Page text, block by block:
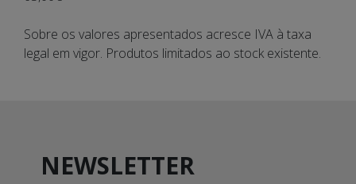
Sobre os valores apresentados acresce IVA à taxa
legal em vigor. Produtos limitados ao stock existente.
NEWSLETTER